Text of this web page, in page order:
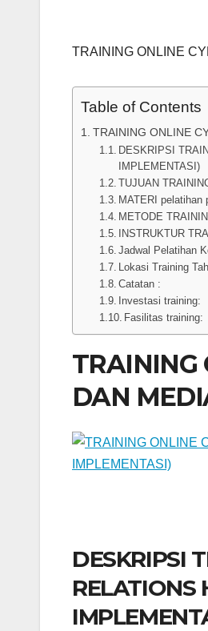
TRAINING ONLINE
Table of Contents
TRAINING ONLINE
DESKRIPSI
IMPLEMENTASI)
TUJUAN
MATERI pelatihan
METODE
INSTRUKTUR
Jadwal Pelatihan
Lokasi Training
Catatan :
Investasi training:
Fasilitas training:
TRAINING
DAN
DESKRIPSI
RELATIONS